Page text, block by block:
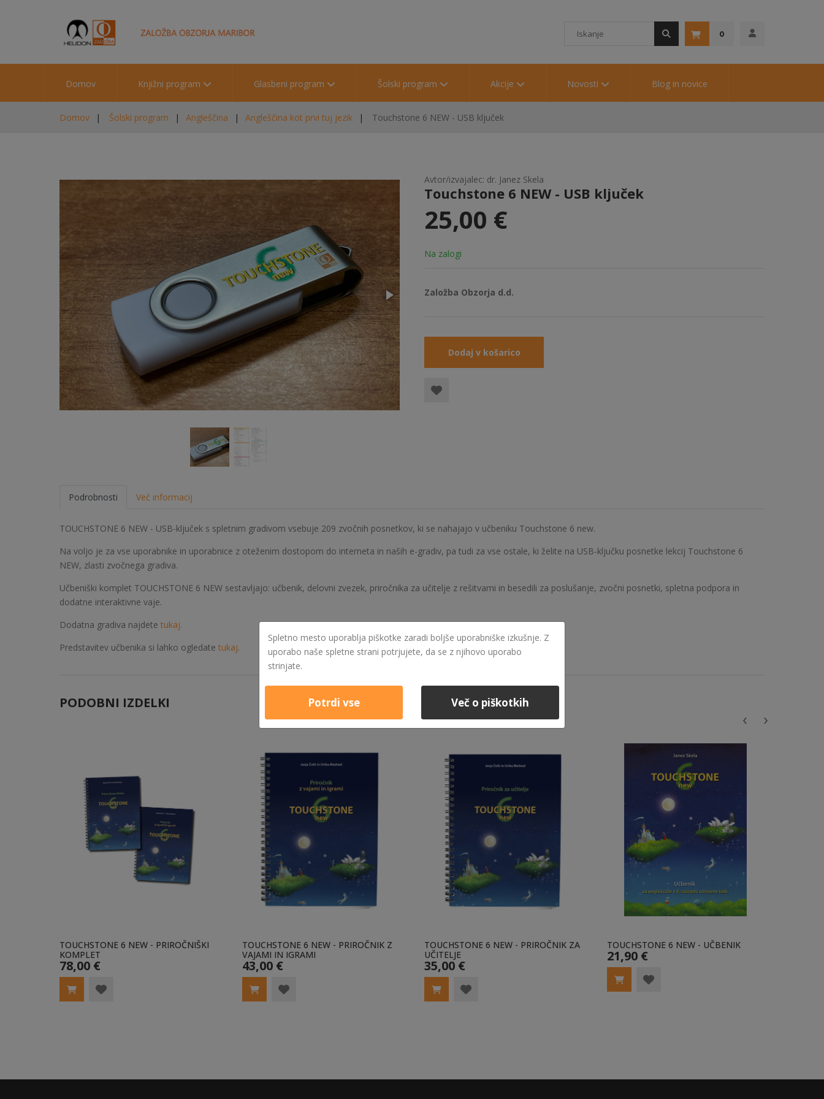
0
Domov Knjižni program Glasbeni program Šolski program Akcije Novosti Blog in novice
Domov Šolski program Angleščina Angleščina kot prvi tuj jezik Touchstone 6 NEW - USB ključek
Avtor/izvajalec: dr. Janez Skela
Touchstone 6 NEW - USB ključek
25,00 €
Na zalogi
Založba Obzorja d.d.
Dodaj v košarico
Podrobnosti Več informacij
TOUCHSTONE 6 NEW - USB-ključek s spletnim gradivom vsebuje 209 zvočnih posnetkov, ki se nahajajo v učbeniku Touchstone 6 new.
Na voljo je za vse uporabnike in uporabnice z oteženim dostopom do interneta in naših e-gradiv, pa tudi za vse ostale, ki želite na USB-ključku posnetke lekcij Touchstone 6
NEW, zlasti zvočnega gradiva.
Učbeniški komplet TOUCHSTONE 6 NEW sestavljajo: učbenik, delovni zvezek, priročnika za učitelje z rešitvami in besedili za poslušanje, zvočni posnetki, spletna podpora in
dodatne interaktivne vaje.
Dodatna gradiva najdete tukaj.
Predstavitev učbenika si lahko ogledate tukaj.
PODOBNI IZDELKI
TOUCHSTONE 6 NEW - PRIROČNIŠKI
KOMPLET
78,00 €
TOUCHSTONE 6 NEW - PRIROČNIK Z
VAJAMI IN IGRAMI
43,00 €
TOUCHSTONE 6 NEW - PRIROČNIK ZA
UČITELJE
35,00 €
TOUCHSTONE 6 NEW - UČBENIK
21,90 €
‹ ›
Spletno mesto uporablja piškotke zaradi boljše uporabniške izkušnje. Z
uporabo naše spletne strani potrjujete, da se z njihovo uporabo
strinjate.
Potrdi vse Več o piškotkih